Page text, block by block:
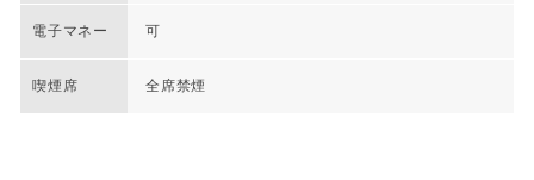
電子マネー 可
喫煙席 全席禁煙